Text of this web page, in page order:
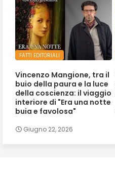
FATTI EDITORIALI
Vincenzo Mangione, tra il
buio della paura e la luce
della coscienza: il viaggio
interiore di "Era una notte
buia e favolosa"
Giugno 22, 2026